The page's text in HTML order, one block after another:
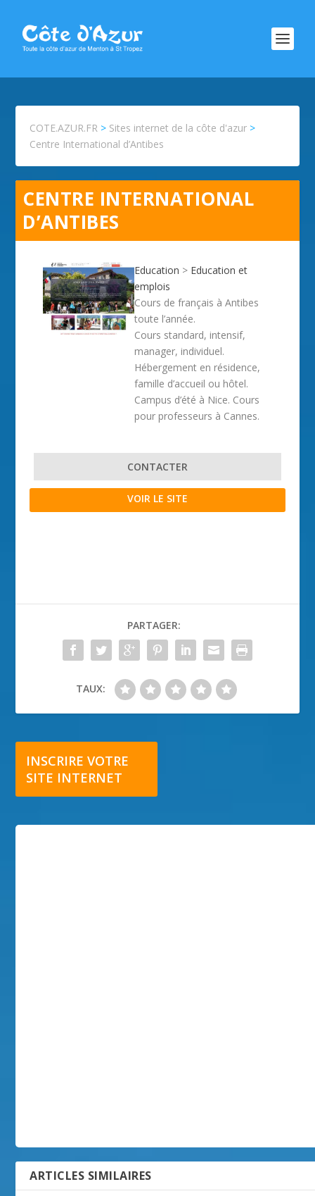
COTE.AZUR.FR > Sites internet de la côte d'azur >
Centre International d’Antibes
CENTRE INTERNATIONAL
D’ANTIBES
Education > Education et
emplois
Cours de français à Antibes
toute l’année.
Cours standard, intensif,
manager, individuel.
Hébergement en résidence,
famille d’accueil ou hôtel.
Campus d’été à Nice. Cours
pour professeurs à Cannes.
CONTACTER
VOIR LE SITE
PARTAGER:
TAUX:
INSCRIRE VOTRE
SITE INTERNET
ARTICLES SIMILAIRES